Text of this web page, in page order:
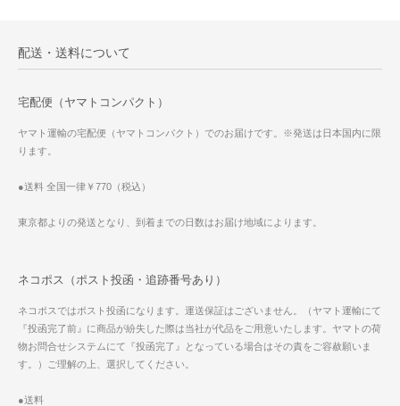
配送・送料について
宅配便（ヤマトコンパクト）
ヤマト運輸の宅配便（ヤマトコンパクト）でのお届けです。※発送は日本国内に限
ります。
●送料 全国一律￥770（税込）
東京都よりの発送となり、到着までの日数はお届け地域によります。
ネコポス（ポスト投函・追跡番号あり）
ネコポスではポスト投函になります。運送保証はございません。（ヤマト運輸にて
『投函完了前』に商品が紛失した際は当社が代品をご用意いたします。ヤマトの荷
物お問合せシステムにて『投函完了』となっている場合はその責をご容赦願いま
す。）ご理解の上、選択してください。
●送料